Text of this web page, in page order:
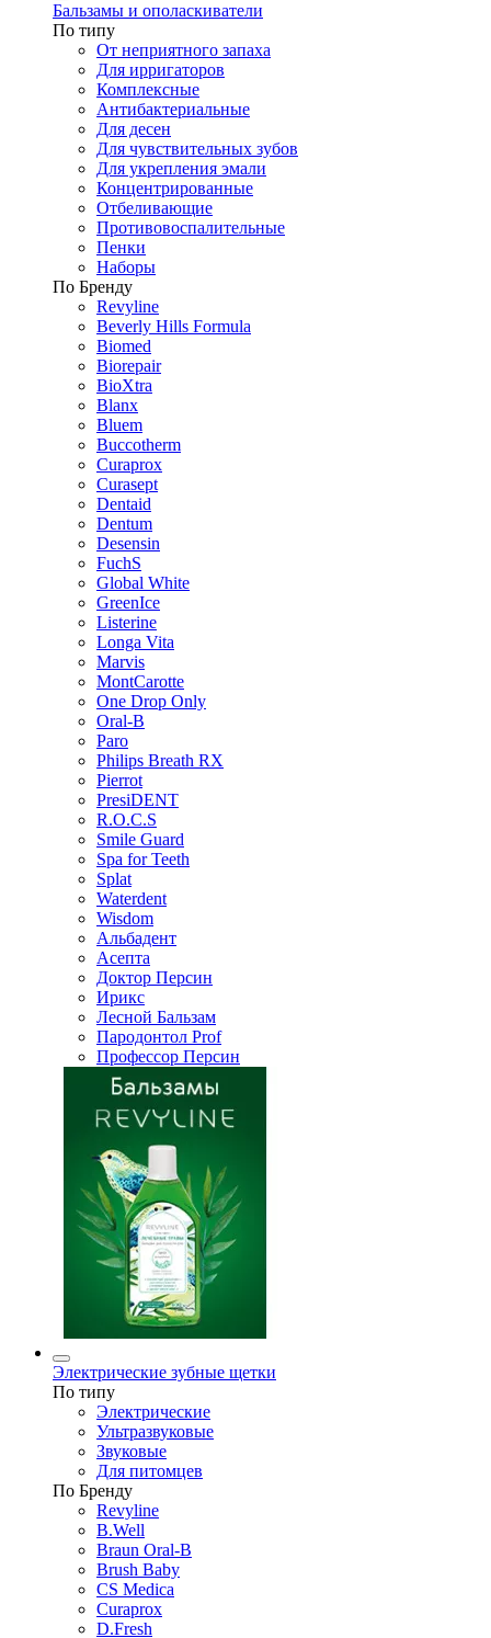
Бальзамы и ополаскиватели
По типу
От неприятного запаха
Для ирригаторов
Комплексные
Антибактериальные
Для десен
Для чувствительных зубов
Для укрепления эмали
Концентрированные
Отбеливающие
Противовоспалительные
Пенки
Наборы
По Бренду
Revyline
Beverly Hills Formula
Biomed
Biorepair
BioXtra
Blanx
Bluem
Buccotherm
Curaprox
Curasept
Dentaid
Dentum
Desensin
FuchS
Global White
GreenIce
Listerine
Longa Vita
Marvis
MontCarotte
One Drop Only
Oral-B
Paro
Philips Breath RX
Pierrot
PresiDENT
R.O.C.S
Smile Guard
Spa for Teeth
Splat
Waterdent
Wisdom
Альбадент
Асепта
Доктор Персин
Ирикс
Лесной Бальзам
Пародонтол Prof
Профессор Персин
Электрические зубные щетки
По типу
Электрические
Ультразвуковые
Звуковые
Для питомцев
По Бренду
Revyline
B.Well
Braun Oral-B
Brush Baby
CS Medica
Curaprox
D.Fresh